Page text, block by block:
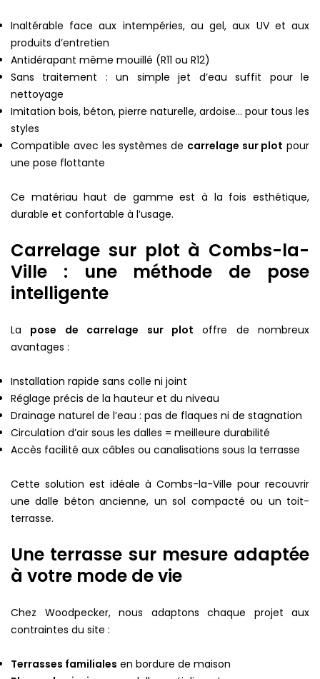
Inaltérable face aux intempéries, au gel, aux UV et aux
produits d’entretien
Antidérapant même mouillé (R11 ou R12)
Sans traitement : un simple jet d’eau suffit pour le
nettoyage
Imitation bois, béton, pierre naturelle, ardoise… pour tous les
styles
Compatible avec les systèmes de carrelage sur plot pour
une pose flottante
Ce matériau haut de gamme est à la fois esthétique,
durable et confortable à l’usage.
Carrelage sur plot à Combs-la-
Ville : une méthode de pose
intelligente
La pose de carrelage sur plot offre de nombreux
avantages :
Installation rapide sans colle ni joint
Réglage précis de la hauteur et du niveau
Drainage naturel de l’eau : pas de flaques ni de stagnation
Circulation d’air sous les dalles = meilleure durabilité
Accès facilité aux câbles ou canalisations sous la terrasse
Cette solution est idéale à Combs-la-Ville pour recouvrir
une dalle béton ancienne, un sol compacté ou un toit-
terrasse.
Une terrasse sur mesure adaptée
à votre mode de vie
Chez Woodpecker, nous adaptons chaque projet aux
contraintes du site :
Terrasses familiales en bordure de maison